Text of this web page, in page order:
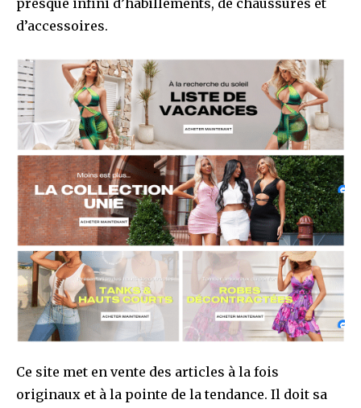
d’accessoires.
Ce site met en vente des articles à la fois
originaux et à la pointe de la tendance. Il doit sa